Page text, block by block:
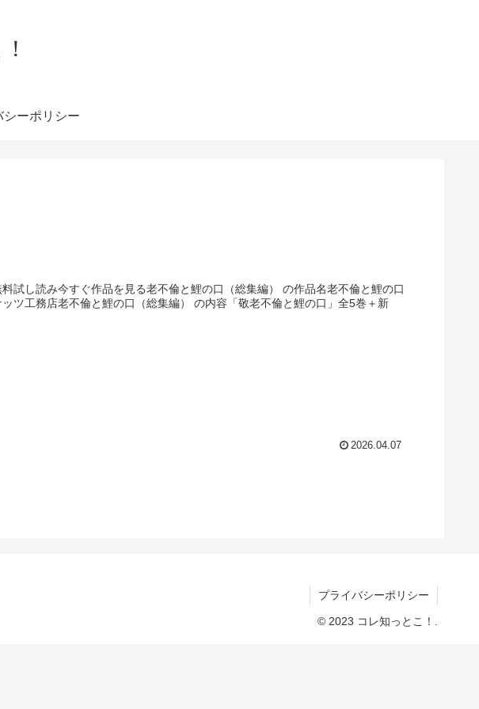
シーポリシー
試し読み今すぐ作品を見る老不倫と鯉の口（総集編） の作品名老不倫と鯉の口
ツ工務店老不倫と鯉の口（総集編） の内容「敬老不倫と鯉の口」全5巻＋新
2026.04.07
プライバシーポリシー
© 2023 コレ知っとこ！.